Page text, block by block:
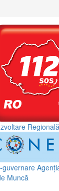
guvernare
Muncă